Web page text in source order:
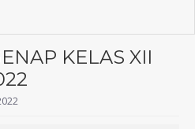
KELAS XII